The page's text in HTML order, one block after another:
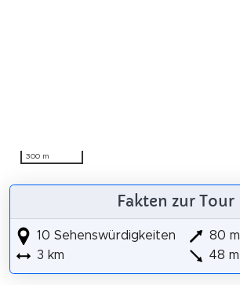
300 m
Fakten zur Tour
10 Sehenswürdigkeiten
3 km
80 m
48 m